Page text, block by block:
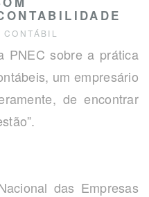
CONTÁBIL
sobre a prática
um empresário
de encontrar
das Empresas